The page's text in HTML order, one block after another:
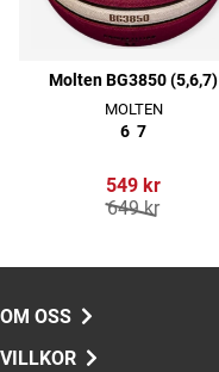
Molten BG3850 (5,6,7)
MOLTEN
6 7
549 kr
649 kr
OM OSS
VILLKOR